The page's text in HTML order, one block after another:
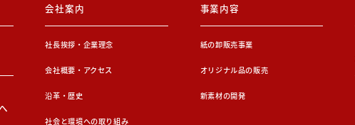
会社案内
社長挨拶・企業理念
会社概要・アクセス
沿革・歴史
社会と環境への取り組み
事業内容
紙の卸販売事業
オリジナル品の販売
新素材の開発